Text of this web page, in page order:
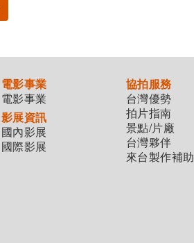
電影事業
電影事業
影展資訊
國內影展
國際影展
協拍服務
台灣優勢
拍片指南
景點/片廠
台灣夥伴
來台製作補助